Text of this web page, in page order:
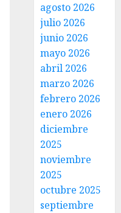
agosto 2026
julio 2026
junio 2026
mayo 2026
abril 2026
marzo 2026
febrero 2026
enero 2026
diciembre
2025
noviembre
2025
octubre 2025
septiembre